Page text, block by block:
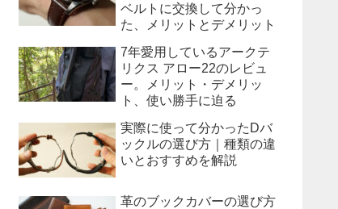
ベルトに交換して分かっ
た、メリットとデメリット
7年愛用しているアークテ
リクス アロー22のレビュ
ー。メリット・デメリッ
ト、使い勝手に迫る
実際に使って分かったDバ
ックルの選び方｜種類の違
いとおすすめを解説
革のブックカバーの選び方